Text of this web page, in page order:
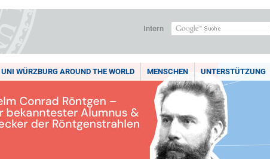
Intern
UNI WÜRZBURG AROUND THE WORLD MENSCHEN UNTERSTÜTZUNG